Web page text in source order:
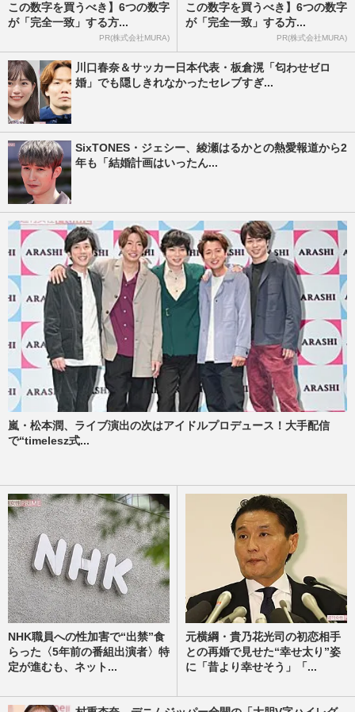
この数字を買うべき】6つの数字
が「完全一致」する方...
PR(株式会社MURA)
この数字を買うべき】6つの数字
が「完全一致」する方...
PR(株式会社MURA)
川口春奈＆サッカー日本代表・板倉滉「匂わせゼロ
婚」でも隠しきれなかったセレブすぎ...
SixTONES・ジェシー、綾瀬はるかとの熱愛報道から2
年も「結婚計画はいったん...
嵐・松本潤、ライブ演出の次はアイドルプロデュース！大手配信
で“timelesz式...
NHK職員への性加害で“出禁”食
らった〈5年前の番組出演者〉特
定が進むも、ネット...
元横綱・貴乃花光司の初恋相手
との再婚で見せた“幸せ太り”姿
に「昔より幸せそう」「...